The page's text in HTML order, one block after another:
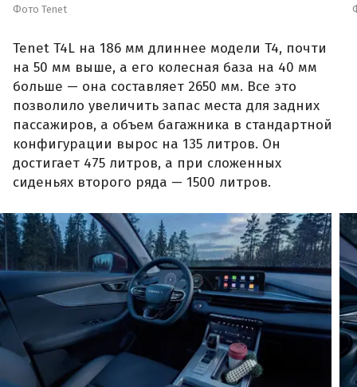
Фото Tenet
Tenet T4L на 186 мм длиннее модели T4, почти
на 50 мм выше, а его колесная база на 40 мм
больше — она составляет 2650 мм. Все это
позволило увеличить запас места для задних
пассажиров, а объем багажника в стандартной
конфигурации вырос на 135 литров. Он
достигает 475 литров, а при сложенных
сиденьях второго ряда — 1500 литров.